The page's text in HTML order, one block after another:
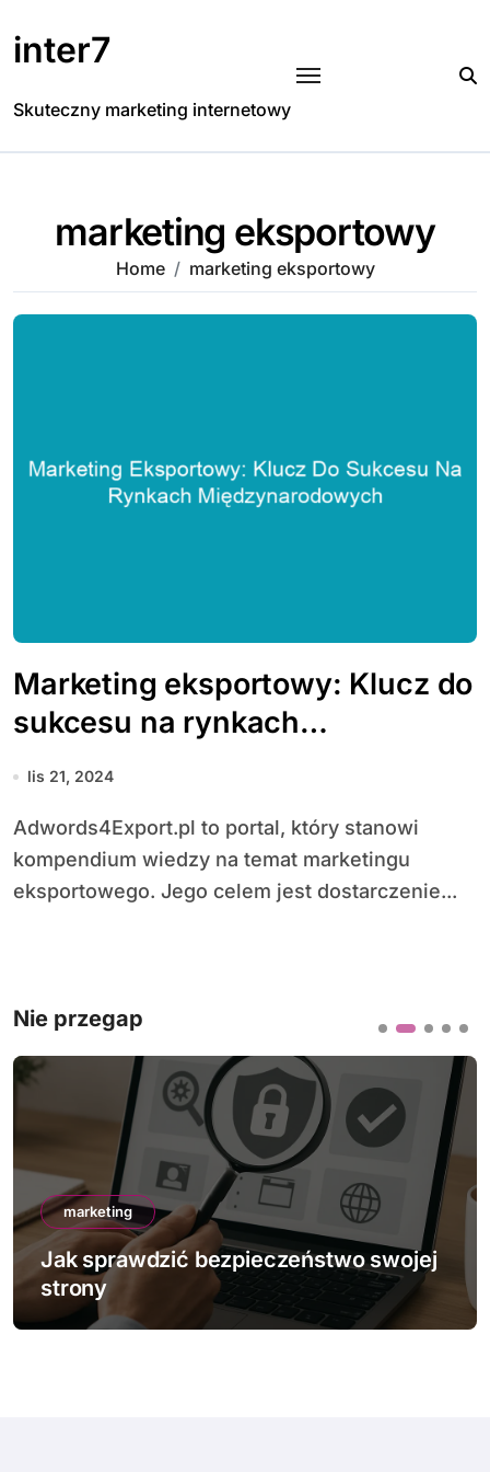
to
content
inter7
Skuteczny marketing internetowy
marketing eksportowy
Home marketing eksportowy
Marketing eksportowy: Klucz do
sukcesu na rynkach
międzynarodowych
lis 21, 2024
Adwords4Export.pl to portal, który stanowi
kompendium wiedzy na temat marketingu
eksportowego. Jego celem jest dostarczenie...
Nie przegap
marketing
Jak sprawdzić bezpieczeństwo swojej
strony